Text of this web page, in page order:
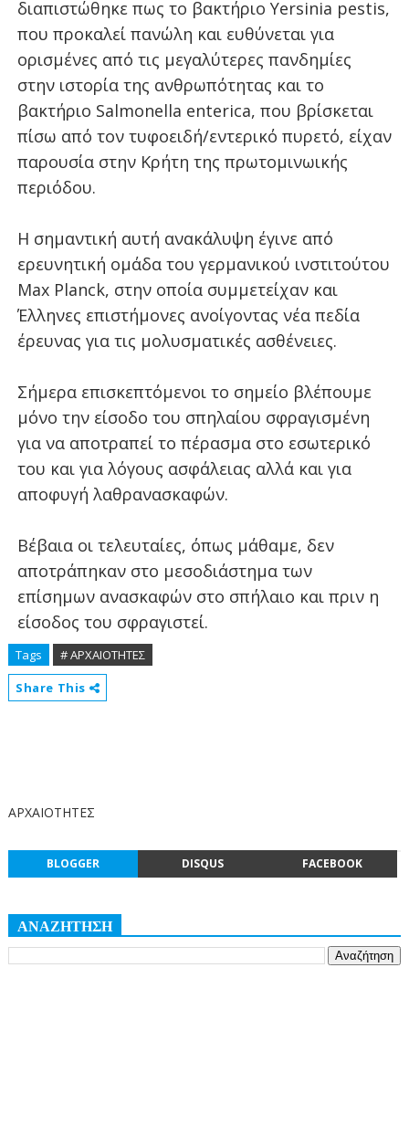
διαπιστώθηκε πως το βακτήριο Yersinia pestis,
που προκαλεί πανώλη και ευθύνεται για
ορισμένες από τις μεγαλύτερες πανδημίες
στην ιστορία της ανθρωπότητας και το
βακτήριο Salmonella enterica, που βρίσκεται
πίσω από τον τυφοειδή/εντερικό πυρετό, είχαν
παρουσία στην Κρήτη της πρωτομινωικής
περιόδου.
Η σημαντική αυτή ανακάλυψη έγινε από
ερευνητική ομάδα του γερμανικού ινστιτούτου
Max Planck, στην οποία συμμετείχαν και
Έλληνες επιστήμονες ανοίγοντας νέα πεδία
έρευνας για τις μολυσματικές ασθένειες.
Σήμερα επισκεπτόμενοι το σημείο βλέπουμε
μόνο την είσοδο του σπηλαίου σφραγισμένη
για να αποτραπεί το πέρασμα στο εσωτερικό
του και για λόγους ασφάλειας αλλά και για
αποφυγή λαθρανασκαφών.
Βέβαια οι τελευταίες, όπως μάθαμε, δεν
αποτράπηκαν στο μεσοδιάστημα των
επίσημων ανασκαφών στο σπήλαιο και πριν η
είσοδος του σφραγιστεί.
Tags
# ΑΡΧΑΙΟΤΗΤΕΣ
Share This
ΑΡΧΑΙΟΤΗΤΕΣ
BLOGGER DISQUS FACEBOOK
ΑΝΑΖΗΤΗΣΗ